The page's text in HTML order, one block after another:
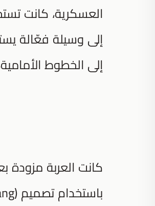
إلى وسيلة فعّالة
إلى الخطوط
كانت العربة مزودة